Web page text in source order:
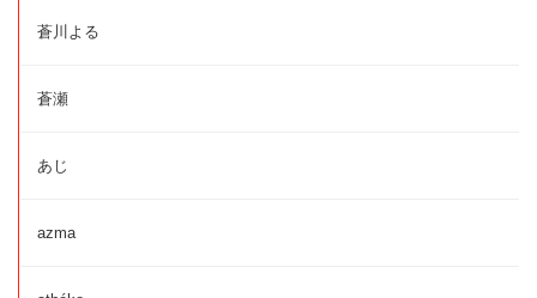
蒼川よる
蒼瀬
あじ
azma